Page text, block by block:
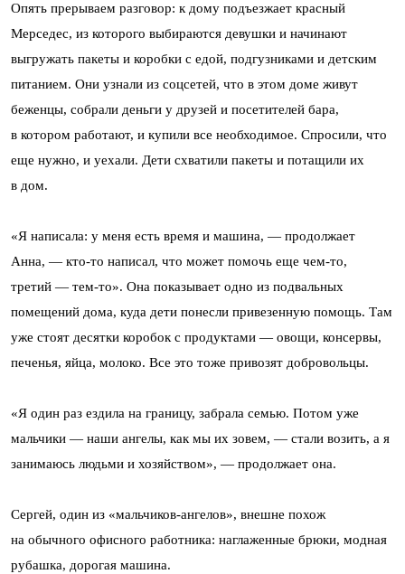
Опять прерываем разговор: к дому подъезжает красный
Мерседес, из которого выбираются девушки и начинают
выгружать пакеты и коробки с едой, подгузниками и детским
питанием. Они узнали из соцсетей, что в этом доме живут
беженцы, собрали деньги у друзей и посетителей бара,
в котором работают, и купили все необходимое. Спросили, что
еще нужно, и уехали. Дети схватили пакеты и потащили их
в дом.
«Я написала: у меня есть время и машина, — продолжает
Анна, — кто-то написал, что может помочь еще чем-то,
третий — тем-то». Она показывает одно из подвальных
помещений дома, куда дети понесли привезенную помощь. Там
уже стоят десятки коробок с продуктами — овощи, консервы,
печенья, яйца, молоко. Все это тоже привозят добровольцы.
«Я один раз ездила на границу, забрала семью. Потом уже
мальчики — наши ангелы, как мы их зовем, — стали возить, а я
занимаюсь людьми и хозяйством», — продолжает она.
Сергей, один из «мальчиков-ангелов», внешне похож
на обычного офисного работника: наглаженные брюки, модная
рубашка, дорогая машина.